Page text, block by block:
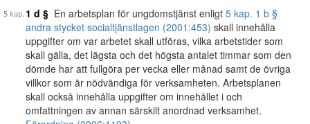
1 d § En arbetsplan för ungdomstjänst enligt 5 kap. 1 b §
andra stycket socialtjänstlagen (2001:453) skall innehålla
uppgifter om var arbetet skall utföras, vilka arbetstider som
skall gälla, det lägsta och det högsta antalet timmar som den
dömde har att fullgöra per vecka eller månad samt de övriga
villkor som är nödvändiga för verksamheten. Arbetsplanen
skall också innehålla uppgifter om innehållet i och
omfattningen av annan särskilt anordnad verksamhet.